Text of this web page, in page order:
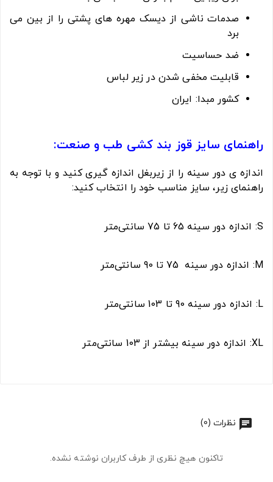
صدمات ناشی از دیسک مهره های پشتی را از بین می
برد
ضد حساسیت
قابلیت مخفی شدن در زیر لباس
کشور مبدا: ایران
راهنمای سایز قوز بند کشی طب و صنعت:
اندازه ی دور سینه را از زیربغل اندازه گیری کنید و با توجه به
راهنمای زیر، سایز مناسب خود را انتخاب کنید:
S: اندازه دور سینه 65 تا 75 سانتی‌متر
M: اندازه دور سینه 75 تا 90 سانتی‌متر
L: اندازه دور سینه 90 تا 103 سانتی‌متر
XL: اندازه دور سینه بیشتر از 103 سانتی‌متر
نظرات (0)
تاکنون هیچ نظری از طرف کاربران نوشته نشده.